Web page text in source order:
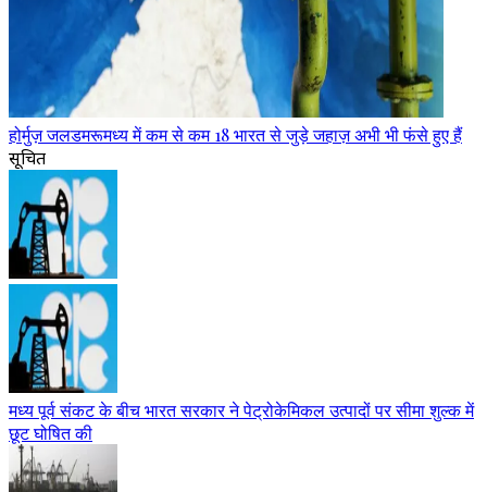
होर्मुज़ जलडमरूमध्य में कम से कम 18 भारत से जुड़े जहाज़ अभी भी फंसे हुए हैं
सूचित
मध्य पूर्व संकट के बीच भारत सरकार ने पेट्रोकेमिकल उत्पादों पर सीमा शुल्क में
छूट घोषित की